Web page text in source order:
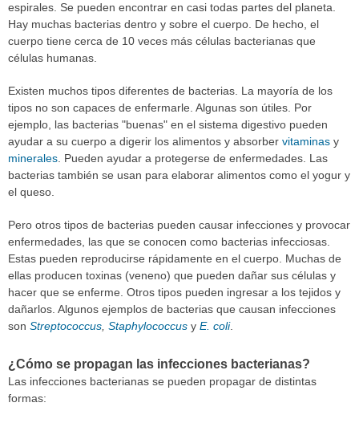
espirales. Se pueden encontrar en casi todas partes del planeta.
Hay muchas bacterias dentro y sobre el cuerpo. De hecho, el
cuerpo tiene cerca de 10 veces más células bacterianas que
células humanas.
Existen muchos tipos diferentes de bacterias. La mayoría de los
tipos no son capaces de enfermarle. Algunas son útiles. Por
ejemplo, las bacterias "buenas" en el sistema digestivo pueden
ayudar a su cuerpo a digerir los alimentos y absorber vitaminas y
minerales . Pueden ayudar a protegerse de enfermedades. Las
bacterias también se usan para elaborar alimentos como el yogur y
el queso.
Pero otros tipos de bacterias pueden causar infecciones y provocar
enfermedades, las que se conocen como bacterias infecciosas.
Estas pueden reproducirse rápidamente en el cuerpo. Muchas de
ellas producen toxinas (veneno) que pueden dañar sus células y
hacer que se enferme. Otros tipos pueden ingresar a los tejidos y
dañarlos. Algunos ejemplos de bacterias que causan infecciones
son Streptococcus Staphylococcus y E. coli.
¿Cómo se propagan las infecciones bacterianas?
Las infecciones bacterianas se pueden propagar de distintas
formas: